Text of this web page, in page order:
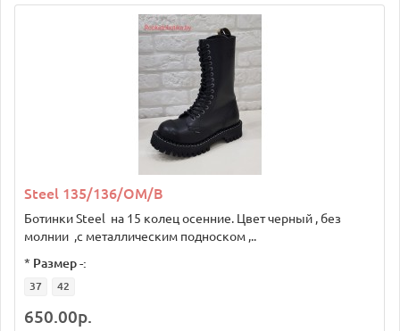
Steel 135/136/OM/B
Ботинки Steel на 15 колец осенние. Цвет черный , без
молнии ,с металлическим подноском ,..
* Размер -:
37 42
650.00р.